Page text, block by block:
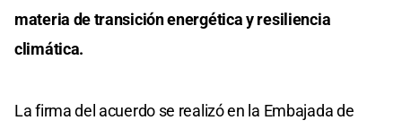
materia de transición energética y resiliencia
climática.
La firma del acuerdo se realizó en la Embajada de